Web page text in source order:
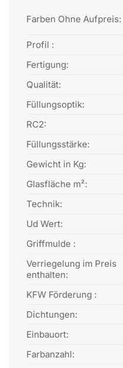
Farben Ohne Aufpreis:
Profil :
Fertigung:
Qualität:
Füllungsoptik:
RC2:
Füllungsstärke:
Gewicht in Kg:
Glasfläche m²:
Technik:
Ud Wert:
Griffmulde :
Verriegelung im Preis
enthalten:
KFW Förderung :
Dichtungen:
Einbauort:
Farbanzahl: